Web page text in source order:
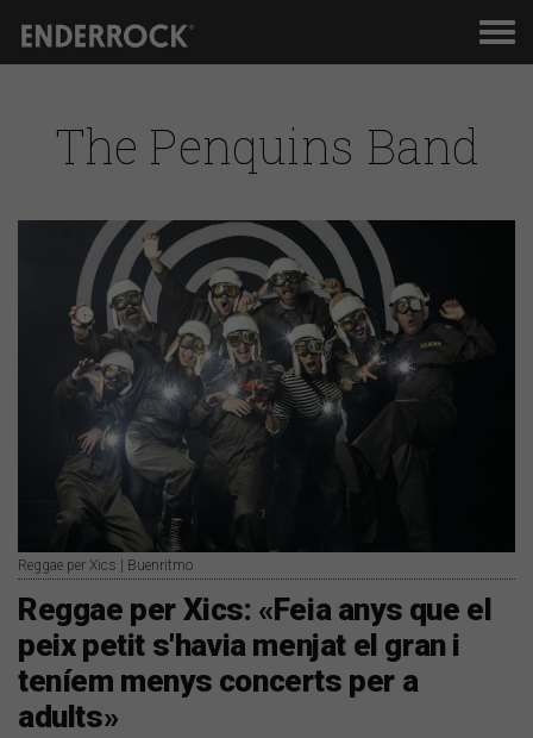
The Penquins Band
Reggae per Xics | Buenritmo
Reggae per Xics: «Feia anys que el
peix petit s'havia menjat el gran i
teníem menys concerts per a
adults»